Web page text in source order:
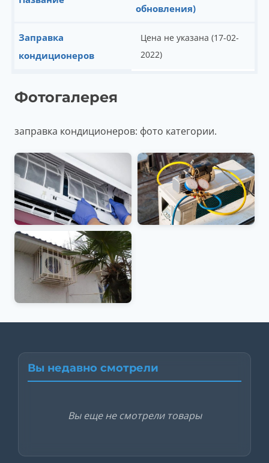
обновления)
Заправка
кондиционеров
Цена не указана (17-02-
2022)
Фотогалерея
заправка кондиционеров: фото категории.
Вы недавно смотрели
Вы еще не смотрели товары